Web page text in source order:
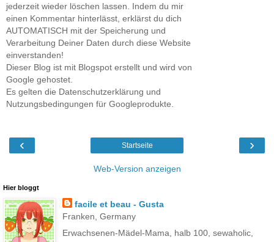
jederzeit wieder löschen lassen. Indem du mir
einen Kommentar hinterlässt, erklärst du dich
AUTOMATISCH mit der Speicherung und
Verarbeitung Deiner Daten durch diese Website
einverstanden!
Dieser Blog ist mit Blogspot erstellt und wird von
Google gehostet.
Es gelten die Datenschutzerklärung und
Nutzungsbedingungen für Googleprodukte.
‹ ›
Startseite
Web-Version anzeigen
Hier bloggt
facile et beau - Gusta
Franken, Germany
Erwachsenen-Mädel-Mama, halb 100, sewaholic,